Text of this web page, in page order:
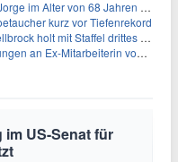
im Alter von 68 Jahren gestorben
kurz vor Tiefenrekord
holt mit Staffel drittes EM-Gold
an Ex-Mitarbeiterin von Infantino
US-Senat für